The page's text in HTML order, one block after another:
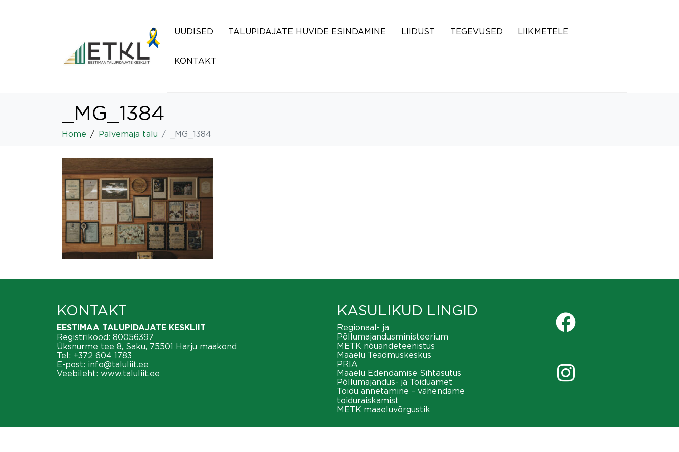
UUDISED TALUPIDAJATE HUVIDE ESINDAMINE LIIDUST TEGEVUSED LIIKMETELE
KONTAKT
_MG_1384
Home Palvemaja talu _MG_1384
KONTAKT
EESTIMAA TALUPIDAJATE KESKLIIT
Registrikood: 80056397
Üksnurme tee 8, Saku, 75501 Harju maakond
Tel: +372 604 1783
E-post: info@taluliit.ee
Veebileht: www.taluliit.ee
KASULIKUD LINGID
Regionaal- ja
Põllumajandusministeerium
METK nõuandeteenistus
Maaelu Teadmuskeskus
PRIA
Maaelu Edendamise Sihtasutus
Põllumajandus- ja Toiduamet
Toidu annetamine – vähendame
toiduraiskamist
METK maaeluvõrgustik